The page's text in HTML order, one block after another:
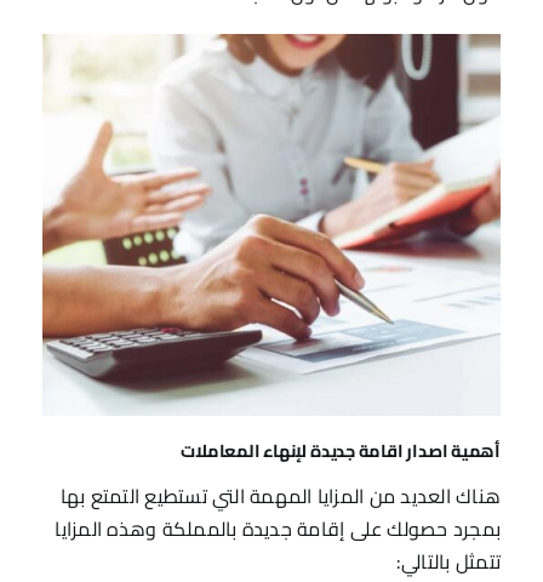
أهمية اصدار اقامة جديدة لإنهاء المعاملات
هناك العديد من المزايا المهمة التي تستطيع التمتع بها
بمجرد حصولك على إقامة جديدة بالمملكة وهذه المزايا
تتمثل بالتالي: